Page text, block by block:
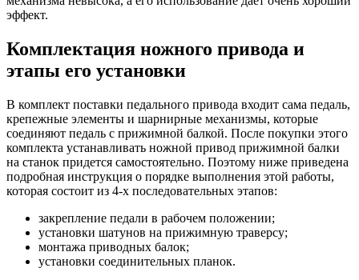
эффект.
Комплектация ножного привода и
этапы его установки
В комплект поставки педального привода входит сама педаль,
крепежные элементы и шарнирные механизмы, которые
соединяют педаль с прижимной балкой. После покупки этого
комплекта устанавливать ножной привод прижимной балки
на станок придется самостоятельно. Поэтому ниже приведена
подробная инструкция о порядке выполнения этой работы,
которая состоит из 4-х последовательных этапов:
закрепление педали в рабочем положении;
установки шатунов на прижимную траверсу;
монтажа приводных балок;
установки соединительных планок.